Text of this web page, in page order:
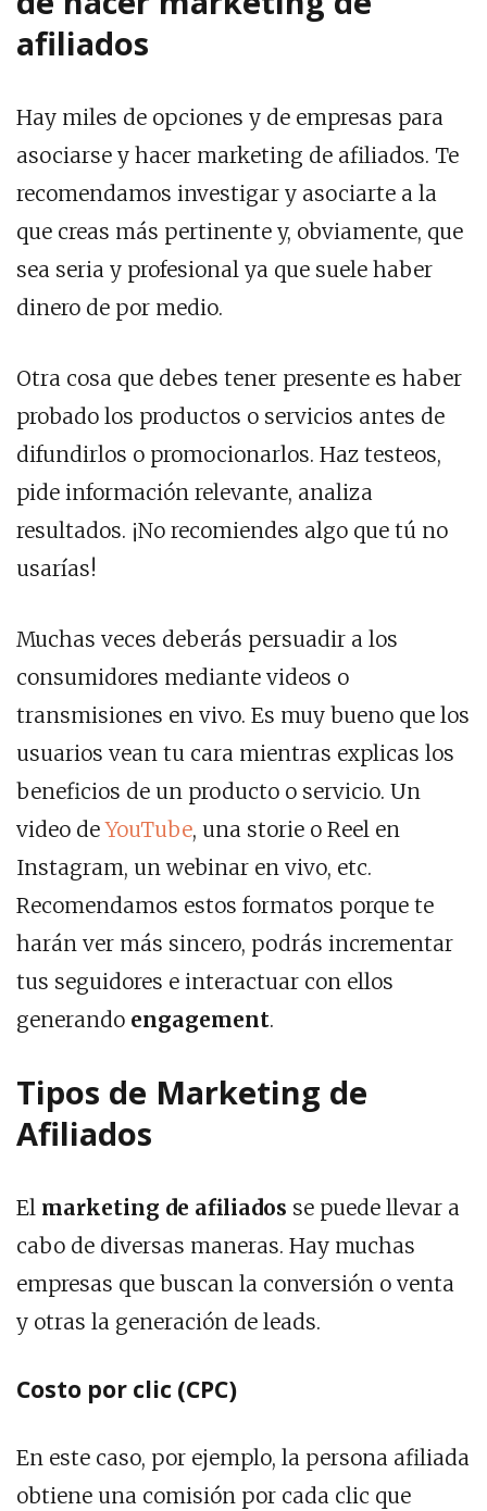
afiliados
Hay miles de opciones y de empresas para
asociarse y hacer marketing de afiliados. Te
recomendamos investigar y asociarte a la
que creas más pertinente y, obviamente, que
sea seria y profesional ya que suele haber
dinero de por medio.
Otra cosa que debes tener presente es haber
probado los productos o servicios antes de
difundirlos o promocionarlos. Haz testeos,
pide información relevante, analiza
resultados. ¡No recomiendes algo que tú no
usarías!
Muchas veces deberás persuadir a los
consumidores mediante videos o
transmisiones en vivo. Es muy bueno que los
usuarios vean tu cara mientras explicas los
beneficios de un producto o servicio. Un
video deYouTube, una storie o Reel en
Instagram, un webinar en vivo, etc.
Recomendamos estos formatos porque te
harán ver más sincero, podrás incrementar
tus seguidores e interactuar con ellos
generando engagement.
Tipos de Marketing de
Afiliados
El marketing de afiliados se puede llevar a
cabo de diversas maneras. Hay muchas
empresas que buscan la conversión o venta
y otras la generación de leads.
Costo por clic (CPC)
En este caso, por ejemplo, la persona afiliada
obtiene una comisión por cada clic que